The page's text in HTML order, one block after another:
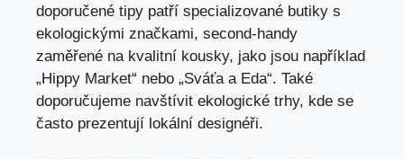
doporučené tipy patří specializované butiky s
ekologickými značkami, second-handy
zaměřené na kvalitní kousky, jako jsou například
„Hippy Market“ nebo „Sváťa a Eda“. Také
doporučujeme navštívit ekologické trhy, kde se
často prezentují lokální designéři.